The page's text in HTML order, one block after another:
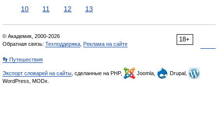
10
11 12 13
18+
© Академик, 2000-2026
Обратная связь: Техподдержка Реклама на сайте
👣 Путешествия
Экспорт словарей на сайты , сделанные на PHP, Joomla,
Drupal,
WordPress, MODx.